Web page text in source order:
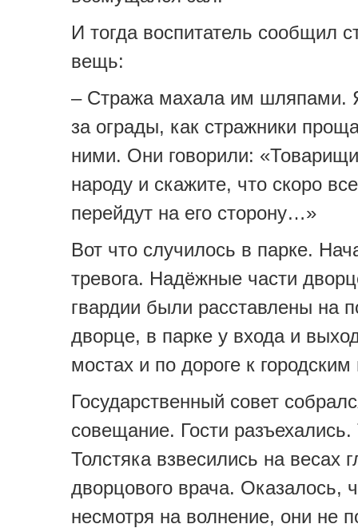
И тогда воспитатель сообщил
вещь:
– Стража махала им шляпами.
за ограды, как стражники
ними. Они говорили:
народу и скажите, что скоро
перейдут на его сторону…»
Вот что случилось в парке.
тревога. Надёжные части
гвардии были расставлены на
дворце, в парке у входа и
мостах и по дороге к
Государственный совет
совещание. Гости разъехались.
Толстяка взвесились на весах
дворцового врача. Оказалось,
несмотря на волнение, они не